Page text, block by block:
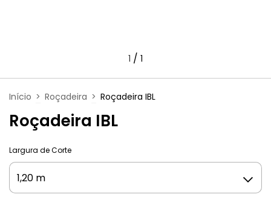
1 / 1
Início > Roçadeira > Roçadeira IBL
Roçadeira IBL
Largura de Corte